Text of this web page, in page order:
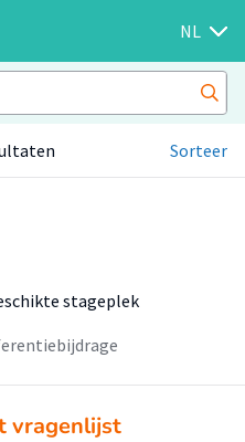
NL
Sorteer
stageplek
vragenlijst